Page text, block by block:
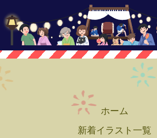
ホーム
新着イラスト一覧